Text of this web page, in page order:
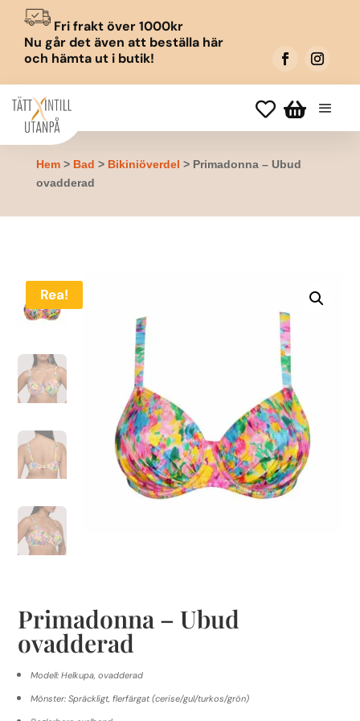
Fri frakt över 1000kr
Nu går det även att beställa här
och hämta ut i butik!
 
Hem> Bad > Bikiniöverdel > Primadonna – Ubud
ovadderad
Rea!
Primadonna – Ubud
ovadderad
Modell: Helkupa, ovadderad
Mönster: Spräckligt, flerfärgat (cerise/gul/turkos/grön)